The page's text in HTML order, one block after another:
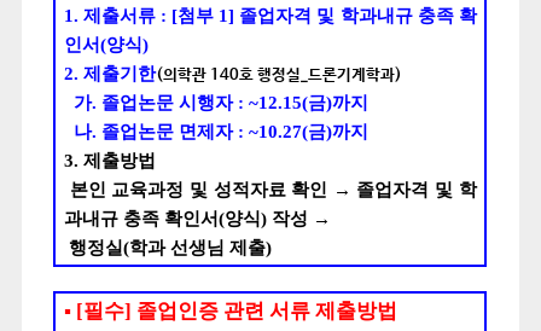
1. 제출서류 : [첨부 1] 졸업자격 및 학과내규 충족 확
인서(양식)
2. 제출기한(의학관 140호 행정실_드론기계학과)
가. 졸업논문 시행자 : ~12.15(금)까지
나. 졸업논문 면제자 : ~10.27(금)까지
3. 제출방법
본인 교육과정 및 성적자료 확인 → 졸업자격 및 학
과내규 충족 확인서(양식) 작성 →
행정실(학과 선생님 제출)
▪ [필수] 졸업인증 관련 서류 제출방법